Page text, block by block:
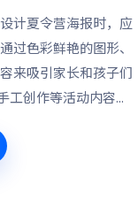
计夏令营海报时，应
过色彩鲜艳的图形、
来吸引家长和孩子们
工创作等活动内容...